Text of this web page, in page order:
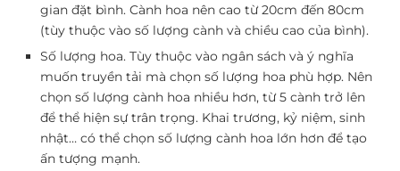
gian đặt bình. Cành hoa nên cao từ 20cm đến 80cm
(tùy thuộc vào số lượng cành và chiều cao của bình).
Số lượng hoa. Tùy thuộc vào ngân sách và ý nghĩa
muốn truyền tải mà chọn số lượng hoa phù hợp. Nên
chọn số lượng cành hoa nhiều hơn, từ 5 cành trở lên
để thể hiện sự trân trọng. Khai trương, kỷ niệm, sinh
nhật… có thể chọn số lượng cành hoa lớn hơn để tạo
ấn tượng mạnh.